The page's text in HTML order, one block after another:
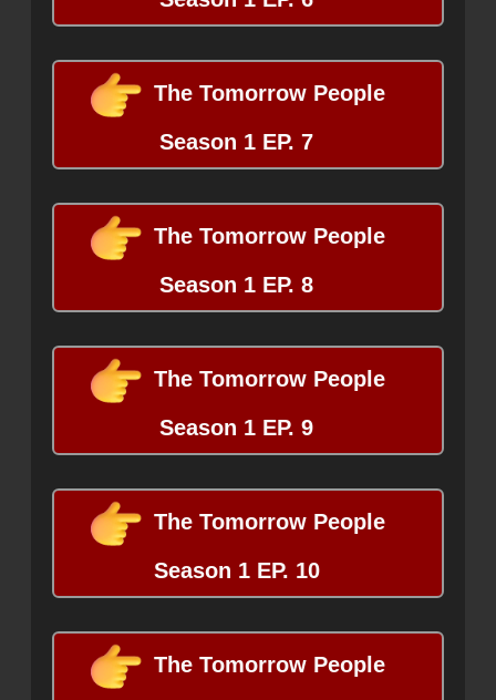
The Tomorrow People
Season 1 EP. 7
The Tomorrow People
Season 1 EP. 8
The Tomorrow People
Season 1 EP. 9
The Tomorrow People
Season 1 EP. 10
The Tomorrow People